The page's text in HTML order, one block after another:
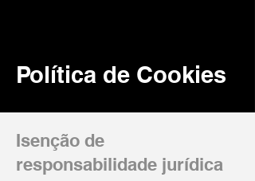
Política de Cookies
Isenção de
responsabilidade jurídica